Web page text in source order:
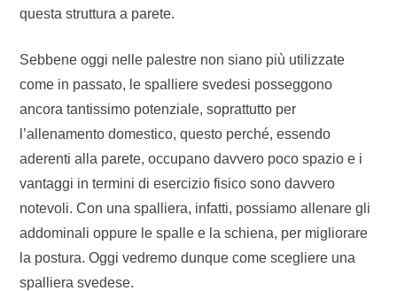
questa struttura a parete.
Sebbene oggi nelle palestre non siano più utilizzate
come in passato, le spalliere svedesi posseggono
ancora tantissimo potenziale, soprattutto per
l’allenamento domestico, questo perché, essendo
aderenti alla parete, occupano davvero poco spazio e i
vantaggi in termini di esercizio fisico sono davvero
notevoli. Con una spalliera, infatti, possiamo allenare gli
addominali oppure le spalle e la schiena, per migliorare
la postura. Oggi vedremo dunque come scegliere una
spalliera svedese.